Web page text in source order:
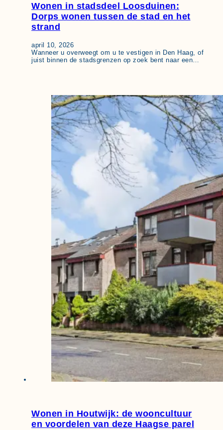
Wonen in stadsdeel Loosduinen:
Dorps wonen tussen de stad en het
strand
april 10, 2026
Wanneer u overweegt om u te vestigen in Den Haag, of
juist binnen de stadsgrenzen op zoek bent naar een…
Wonen in Houtwijk: de wooncultuur
en voordelen van deze Haagse parel